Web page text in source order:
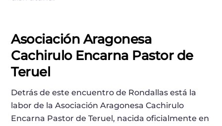
Asociación Aragonesa
Cachirulo Encarna Pastor de
Teruel
Detrás de este encuentro de Rondallas está la
labor de la Asociación Aragonesa Cachirulo
Encarna Pastor de Teruel, nacida oficialmente en